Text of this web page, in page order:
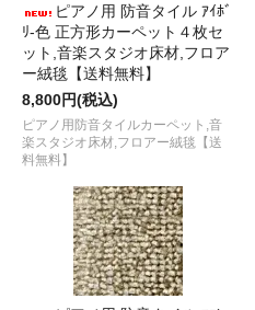
ピアノ用 防音タイル ｱｲﾎﾞ
ﾘ-色 正方形カーペット４枚セ
ット,音楽スタジオ床材,フロア
ー絨毯【送料無料】
8,800円(税込)
ピアノ用防音タイルカーペット,音
楽スタジオ床材,フロアー絨毯【送
料無料】